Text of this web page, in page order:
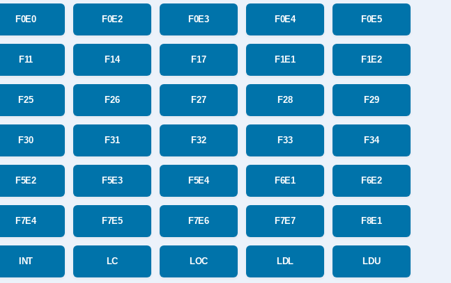
F0E0 F0E2 F0E3 F0E4 F0E5
F11 F14 F17 F1E1 F1E2
F25 F26 F27 F28 F29
F30 F31 F32 F33 F34
F5E2 F5E3 F5E4 F6E1 F6E2
F7E4 F7E5 F7E6 F7E7 F8E1
INT LC LOC LDL LDU